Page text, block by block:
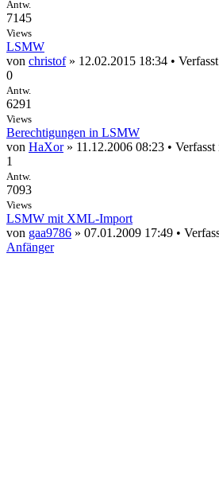
Antw.
7145
Views
LSMW
von christof» 12.02.2015 18:34 •
0
Antw.
6291
Views
Berechtigungen in LSMW
von HaXor» 11.12.2006 08:23 • Verfasst
1
Antw.
7093
Views
LSMW mit XML-Import
von gaa9786 » 07.01.2009 17:49 •
Anfänger